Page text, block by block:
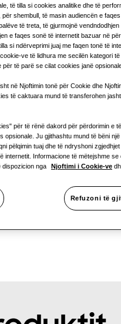
të tilla si cookies analitike dhe të
për shembull, të masin audiencën e
të treta, të gjurmojnë
e faqes sonë të internetit bazuar në
si ndërveprimi juaj me faqen tonë të
ve të lidhura me secilën kategori
për të parë se cilat cookies janë
në Njoftimin tonë për Cookie dhe
të caktuara mund të transferohen
për të rënë dakord për përdorimin e
opsionale. Ju gjithashtu mund të bëni
pëlqimin tuaj dhe të ndryshoni
internetit. Informacione të mëtejshme
dispozicion nga
Njoftimi i Cookie-ve
Refuzoni të